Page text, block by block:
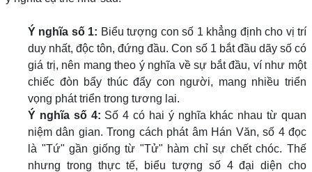
Ý nghĩa số 1: Biểu tượng con số 1 khẳng định cho vị trí
duy nhất, độc tôn, đứng đầu. Con số 1 bắt đầu dãy số có
giá trị, nên mang theo ý nghĩa về sự bắt đầu, ví như một
chiếc đòn bẩy thúc đẩy con người, mang nhiều triển
vọng phát triển trong tương lai.
Ý nghĩa số 4: Số 4 có hai ý nghĩa khác nhau từ quan
niệm dân gian. Trong cách phát âm Hán Văn, số 4 đọc
là "Tứ" gần giống từ "Tử" hàm chỉ sự chết chóc. Thế
nhưng trong thực tế, biểu tượng số 4 đại diện cho